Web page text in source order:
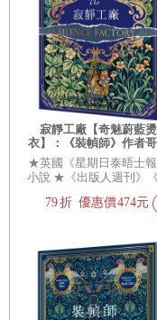
寂靜工廠【奇魅蔚藍
衣】：《裝幀師》作者
新作，致所有渴望寂靜
★英國《星期日泰晤士
小說 ★《出版人週刊》
報》《書商》雜誌讚嘆
79折 優惠價474元